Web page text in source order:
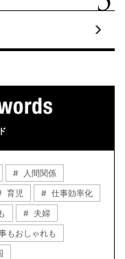
人間関係
育児
仕事効率化
夫婦
もおしゃれも